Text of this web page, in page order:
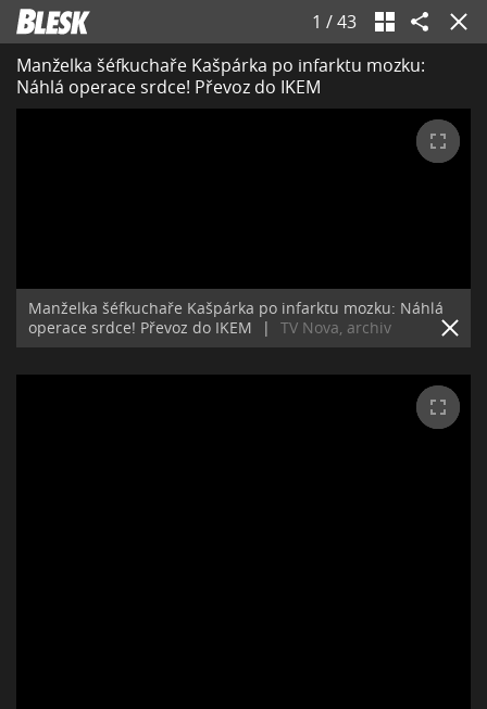
1 /43
Manželka šéfkuchaře Kašpárka po infarktu mozku:
Náhlá operace srdce! Převoz do IKEM
Manželka šéfkuchaře Kašpárka po infarktu mozku: Náhlá
operace srdce! Převoz do IKEM
| TV Nova, archiv